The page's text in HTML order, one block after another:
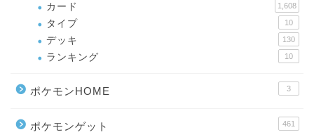
カード 1,608
タイプ 10
デッキ 130
ランキング 10
ポケモンHOME 3
ポケモンゲット 461